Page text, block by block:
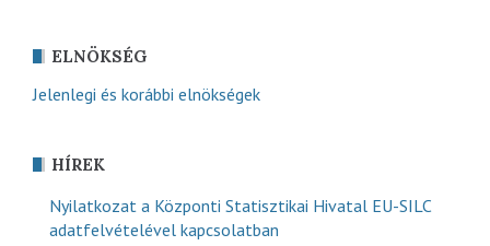
ELNÖKSÉG
Jelenlegi és korábbi elnökségek
HÍREK
Nyilatkozat a Központi Statisztikai Hivatal EU-SILC
adatfelvételével kapcsolatban